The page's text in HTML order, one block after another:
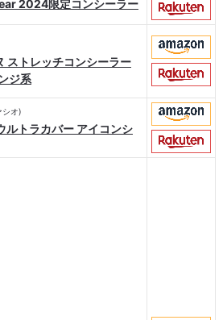
2024限定コンシーラー
ストレッチコンシーラー
ジ系
シオ)
ルトラカバー アイコンシ